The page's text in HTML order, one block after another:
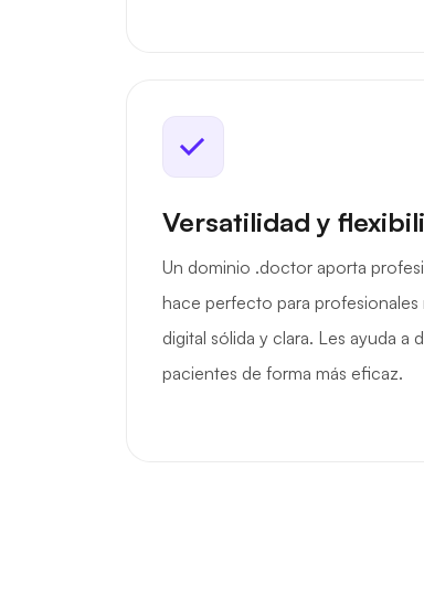
Versatilidad y
Un dominio .doctor aporta
hace perfecto para
digital sólida y clara. Les ayuda
pacientes de forma más eficaz.